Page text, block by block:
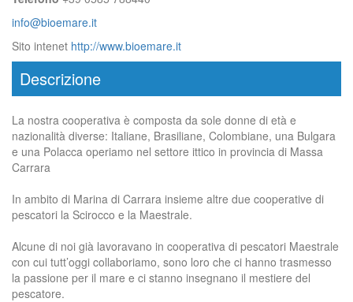
info@bioemare.it
Sito intenet http://www.bioemare.it
Descrizione
La nostra cooperativa è composta da sole donne di età e
nazionalità diverse: Italiane, Brasiliane, Colombiane, una Bulgara
e una Polacca operiamo nel settore ittico in provincia di Massa
Carrara
In ambito di Marina di Carrara insieme altre due cooperative di
pescatori la Scirocco e la Maestrale.
Alcune di noi già lavoravano in cooperativa di pescatori Maestrale
con cui tutt’oggi collaboriamo, sono loro che ci hanno trasmesso
la passione per il mare e ci stanno insegnano il mestiere del
pescatore.